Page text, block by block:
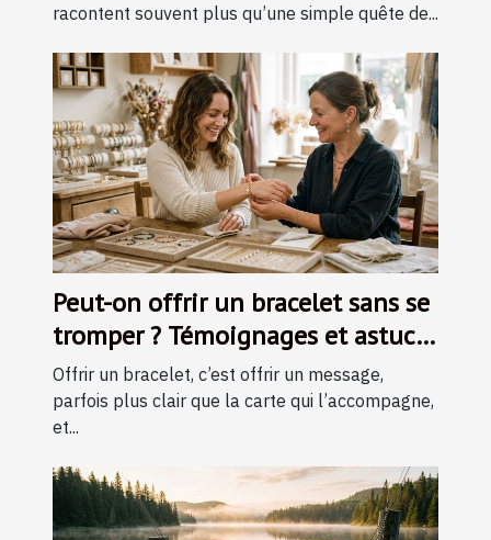
racontent souvent plus qu’une simple quête de...
Peut-on offrir un bracelet sans se
tromper ? Témoignages et astuces
d’experts
Offrir un bracelet, c’est offrir un message,
parfois plus clair que la carte qui l’accompagne,
et...